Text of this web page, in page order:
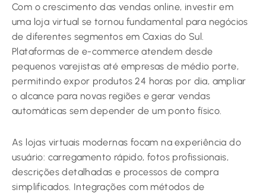
Com o crescimento das vendas online, investir em
uma loja virtual se tornou fundamental para negócios
de diferentes segmentos em Caxias do Sul.
Plataformas de e-commerce atendem desde
pequenos varejistas até empresas de médio porte,
permitindo expor produtos 24 horas por dia, ampliar
o alcance para novas regiões e gerar vendas
automáticas sem depender de um ponto físico.
As lojas virtuais modernas focam na experiência do
usuário: carregamento rápido, fotos profissionais,
descrições detalhadas e processos de compra
simplificados. Integrações com métodos de